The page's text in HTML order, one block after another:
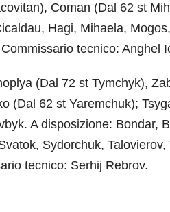
Coman (Dal 62 st
Hagi, Mihaela,
tecnico: Anghel
(Dal 72 st Tymchyk),
(Dal 62 st Yaremchuk);
A disposizione: Bondar,
Sydorchuk,
tecnico: Serhij Rebrov.